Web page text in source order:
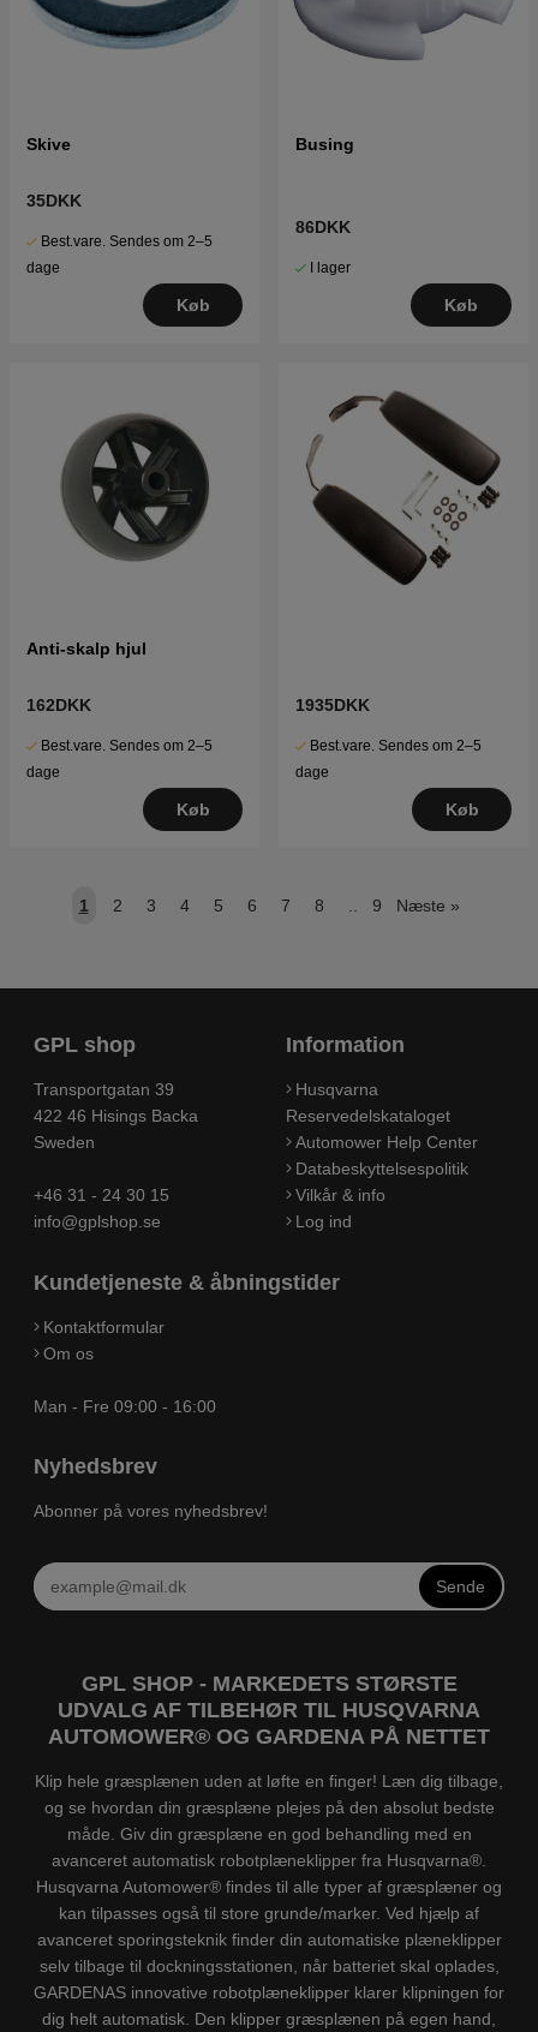
Skive
35DKK
Best.vare. Sendes om 2–5
dage
Køb
Busing
86DKK
I lager
Køb
Anti-skalp hjul
162DKK
Best.vare. Sendes om 2–5
dage
Køb
1935DKK
Best.vare. Sendes om 2–5
dage
Køb
1 2 3 4 5 6 7 8 9 Næste »
GPL shop
Transportgatan 39
422 46 Hisings Backa
Sweden
+46 31 - 24 30 15
info@gplshop.se
Information
Husqvarna
Reservedelskataloget
Automower Help Center
Databeskyttelsespolitik
Vilkår & info
Log ind
Kundetjeneste & åbningstider
Kontaktformular
Om os
Man - Fre 09:00 - 16:00
Nyhedsbrev
Abonner på vores nyhedsbrev!
Sende
GPL SHOP - MARKEDETS STØRSTE
UDVALG AF TILBEHØR TIL HUSQVARNA
AUTOMOWER® OG GARDENA PÅ NETTET
Klip hele græsplænen uden at løfte en finger! Læn dig tilbage,
og se hvordan din græsplæne plejes på den absolut bedste
måde. Giv din græsplæne en god behandling med en
avanceret automatisk robotplæneklipper fra Husqvarna®.
Husqvarna Automower® findes til alle typer af græsplæner og
kan tilpasses også til store grunde/marker. Ved hjælp af
avanceret sporingsteknik finder din automatiske plæneklipper
selv tilbage til dockningsstationen, når batteriet skal oplades,
GARDENAS innovative robotplæneklipper klarer klipningen for
dig helt automatisk. Den klipper græsplænen på egen hand,